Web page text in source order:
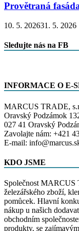
Provětraná
10. 5. 202631. 5. 2026
Sledujte nás na FB
INFORMACE O E-
MARCUS TRADE,
Oravský Podzámok
027 41 Oravský
Zavolajte nám: +421
E-mail:
KDO JSME
Společnost MARCUS
železářského zboží,
pomůcek. Hlavní
nákup u našich
obchodním
produkty, se